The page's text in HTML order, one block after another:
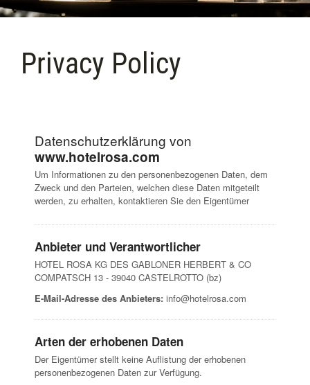
Privacy Policy
Datenschutzerklärung von
www.hotelrosa.com
Um Informationen zu den personenbezogenen Daten, dem
Zweck und den Parteien, welchen diese Daten mitgeteilt
werden, zu erhalten, kontaktieren Sie den Eigentümer
Anbieter und Verantwortlicher
HOTEL ROSA KG DES GABLONER HERBERT & CO
COMPATSCH 13 - 39040 CASTELROTTO (bz)
E-Mail-Adresse des Anbieters: info@hotelrosa.com
Arten der erhobenen Daten
Der Eigentümer stellt keine Auflistung der erhobenen
personenbezogenen Daten zur Verfügung.